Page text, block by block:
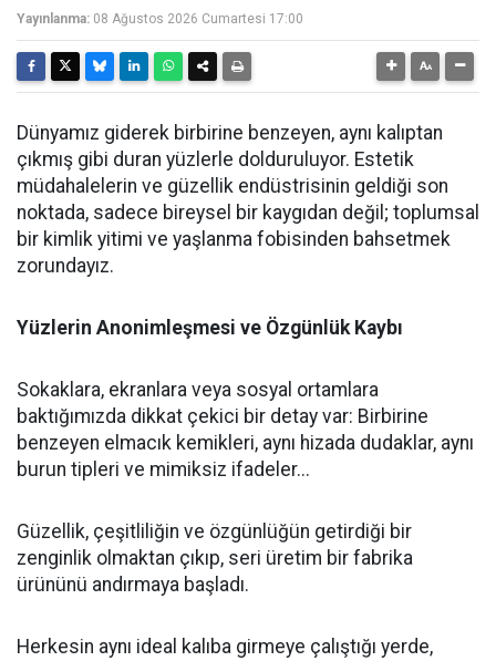
Yayınlanma: 08 Ağustos 2026 Cumartesi 17:00
Dünyamız giderek birbirine benzeyen, aynı kalıptan
çıkmış gibi duran yüzlerle dolduruluyor. Estetik
müdahalelerin ve güzellik endüstrisinin geldiği son
noktada, sadece bireysel bir kaygıdan değil; toplumsal
bir kimlik yitimi ve yaşlanma fobisinden bahsetmek
zorundayız.
Yüzlerin Anonimleşmesi ve Özgünlük Kaybı
Sokaklara, ekranlara veya sosyal ortamlara
baktığımızda dikkat çekici bir detay var: Birbirine
benzeyen elmacık kemikleri, aynı hizada dudaklar, aynı
burun tipleri ve mimiksiz ifadeler...
Güzellik, çeşitliliğin ve özgünlüğün getirdiği bir
zenginlik olmaktan çıkıp, seri üretim bir fabrika
ürününü andırmaya başladı.
Herkesin aynı ideal kalıba girmeye çalıştığı yerde,